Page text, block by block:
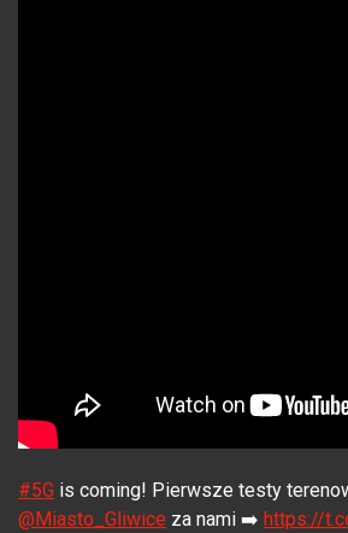
#5G is coming! Pierwsze testy
@Miasto_Gliwice za nami ➡️ https://